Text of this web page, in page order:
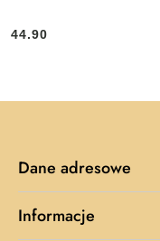
Cena:
44.90
Dane adresowe
Informacje